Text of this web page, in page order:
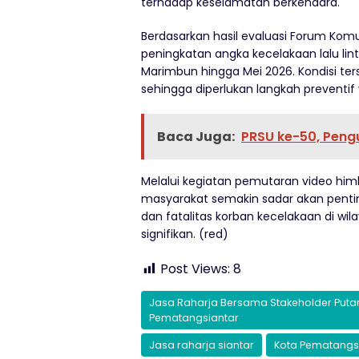
Berdasarkan hasil evaluasi Forum
peningkatan angka kecelakaan lalu
Marimbun hingga Mei 2026. Kondisi
sehingga diperlukan langkah
Baca Juga: PRSU ke-50,
Melalui kegiatan pemutaran video
masyarakat semakin sadar akan
dan fatalitas korban kecelakaan di
signifikan. (red)
Post Views: 8
Jasa Raharja Bersama Stakeholder
Pematangsiantar
Jasa raharja siantar
Kota